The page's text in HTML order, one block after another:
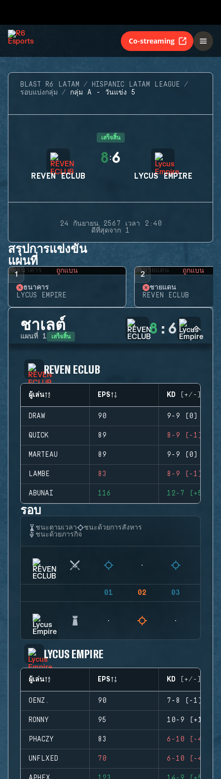
Co-streaming
BLAST R6 LATAM
HISPANIC LATAM LEAGUE
รอบแบ่งกลุ่ม
กลุ่ม A - วันแข่ง 5
เสร็จสิ้น
REVEN ECLUB
8 :6
LYCUS EMPIRE
24 กันยายน 2567 เวลา 2:40
ดีที่สุดจาก 1
สรุปการแข่งขัน
แผนที่
1 ถูกแบน
ธนาคาร
LYCUS EMPIRE
2 ถูกแบน
ชายแดน
REVEN ECLUB
ชาเลต์
แผนที่ 1 เสร็จสิ้น 8 : 6
REVEN ECLUB
ผู้เล่น EPS KD (+/-)
DRAW 90 9-9 (0)
QUICK 89 8-9 (-1)
MARTEAU 89 9-9 (0)
LAMBE 83 8-9 (-1)
ABUNAI 116 12-7 (+5)
รอบ
ชนะตามเวลา
ชนะด้วยการสังหาร
ชนะด้วยภารกิจ
01 02 03
LYCUS EMPIRE
ผู้เล่น EPS KD (+/-)
OENZ. 90 7-8 (-1)
RONNY 95 10-9 (+1)
PHACZY 83 6-10 (-4)
UNFLXED 70 6-10 (-4)